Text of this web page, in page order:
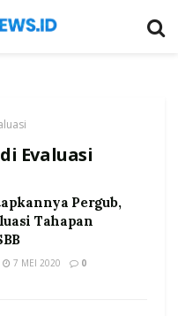
Evaluasi
Pergub,
Tahapan
7 MEI 2020 0